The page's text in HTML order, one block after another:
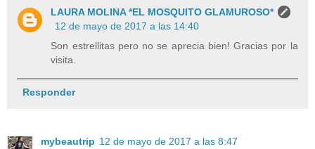
LAURA MOLINA *EL MOSQUITO GLAMUROSO*
12 de mayo de 2017 a las 14:40
Son estrellitas pero no se aprecia bien! Gracias por la
visita.
Responder
mybeautrip 12 de mayo de 2017 a las 8:47